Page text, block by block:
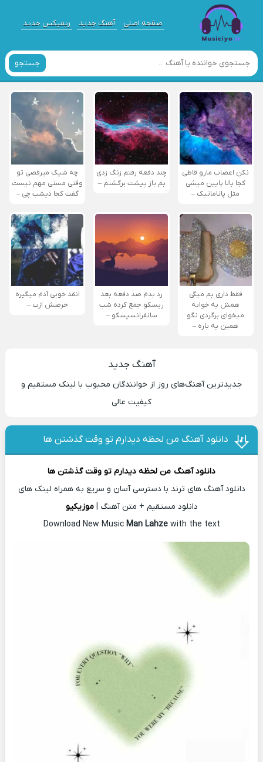
صفحه اصلی آهنگ جدید ریمیکس جدید
جستجو
نکن اعصاب مارو قاطی
کجا بالا پایین میشی
مثل پاناماتیک –
چند دفعه رفتم زنگ زدی
بم باز پیشت برگشتم –
چه شیک میرقصی تو
وقتی مستی مهم نیست
گفت کجا دیشب چی –
فقط داری بم میگی
همش یه خوابه
میخوای برگردی نگو
همین یه باره –
رد بدم صد دفعه بعد
ریسکو جمع کرده شب
سانفرانسیسکو –
انقد خوبی آدم میگیره
حرصش ازت –
آهنگ جدید
جدیدترین آهنگ‌های روز از خوانندگان محبوب با لینک مستقیم و
کیفیت عالی
دانلود آهنگ من لحظه دیدارم تو وقت گذشتن ها
دانلود آهنگ من لحظه دیدارم تو وقت گذشتن ها
دانلود آهنگ های ترند با دسترسی آسان و سریع به همراه لینک های
دانلود مستقیم + متن آهنگ | موزیکیو
Download New Music Man Lahze with the text